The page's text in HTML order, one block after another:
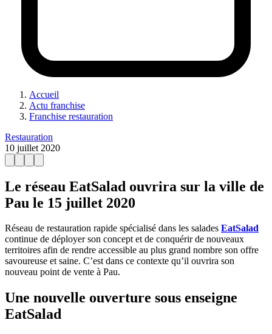
Accueil
Actu franchise
Franchise restauration
Restauration
10 juillet 2020
Le réseau EatSalad ouvrira sur la ville de
Pau le 15 juillet 2020
Réseau de restauration rapide spécialisé dans les salades EatSalad
continue de déployer son concept et de conquérir de nouveaux
territoires afin de rendre accessible au plus grand nombre son offre
savoureuse et saine. C’est dans ce contexte qu’il ouvrira son
nouveau point de vente à Pau.
Une nouvelle ouverture sous enseigne
EatSalad